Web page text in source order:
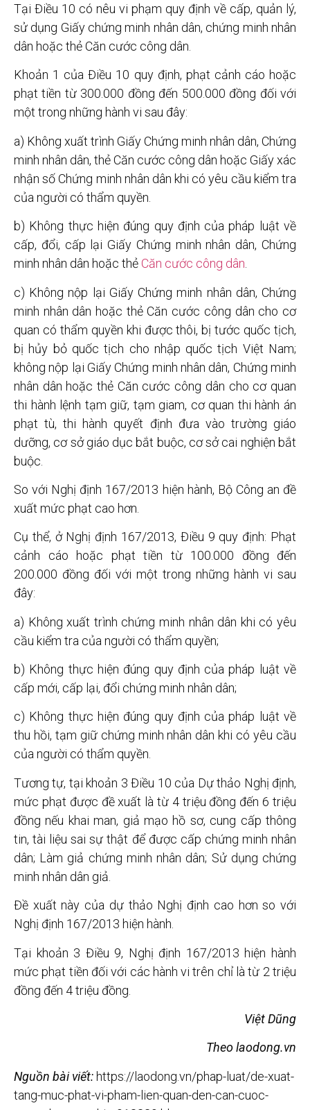
Tại Điều 10 có nêu vi phạm quy định về cấp, quản lý,
sử dụng Giấy chứng minh nhân dân, chứng minh nhân
dân hoặc thẻ Căn cước công dân.
Khoản 1 của Điều 10 quy định, phạt cảnh cáo hoặc
phạt tiền từ 300.000 đồng đến 500.000 đồng đối với
một trong những hành vi sau đây:
a) Không xuất trình Giấy Chứng minh nhân dân, Chứng
minh nhân dân, thẻ Căn cước công dân hoặc Giấy xác
nhận số Chứng minh nhân dân khi có yêu cầu kiểm tra
của người có thẩm quyền.
b) Không thực hiện đúng quy định của pháp luật về
cấp, đổi, cấp lại Giấy Chứng minh nhân dân, Chứng
minh nhân dân hoặc thẻ Căn cước công dân
c) Không nộp lại Giấy Chứng minh nhân dân, Chứng
minh nhân dân hoặc thẻ Căn cước công dân cho cơ
quan có thẩm quyền khi được thôi, bị tước quốc tịch,
bị hủy bỏ quốc tịch cho nhập quốc tịch Việt Nam;
không nộp lại Giấy Chứng minh nhân dân, Chứng minh
nhân dân hoặc thẻ Căn cước công dân cho cơ quan
thi hành lệnh tạm giữ, tạm giam, cơ quan thi hành án
phạt tù, thi hành quyết định đưa vào trường giáo
dưỡng, cơ sở giáo dục bắt buộc, cơ sở cai nghiện bắt
buộc.
So với Nghị định 167/2013 hiện hành, Bộ Công an đề
xuất mức phạt cao hơn.
Cụ thể, ở Nghị định 167/2013, Điều 9 quy định: Phạt
cảnh cáo hoặc phạt tiền từ 100.000 đồng đến
200.000 đồng đối với một trong những hành vi sau
đây:
a) Không xuất trình chứng minh nhân dân khi có yêu
cầu kiểm tra của người có thẩm quyền;
b) Không thực hiện đúng quy định của pháp luật về
cấp mới, cấp lại, đổi chứng minh nhân dân;
c) Không thực hiện đúng quy định của pháp luật về
thu hồi, tạm giữ chứng minh nhân dân khi có yêu cầu
của người có thẩm quyền.
Tương tự, tại khoản 3 Điều 10 của Dự thảo Nghị định,
mức phạt được đề xuất là từ 4 triệu đồng đến 6 triệu
đồng nếu khai man, giả mạo hồ sơ, cung cấp thông
tin, tài liệu sai sự thật để được cấp chứng minh nhân
dân; Làm giả chứng minh nhân dân; Sử dụng chứng
minh nhân dân giả.
Đề xuất này của dự thảo Nghị định cao hơn so với
Nghị định 167/2013 hiện hành.
Tại khoản 3 Điều 9, Nghị định 167/2013 hiện hành
mức phạt tiền đối với các hành vi trên chỉ là từ 2 triệu
đồng đến 4 triệu đồng.
Việt Dũng
Theo laodong.vn
Nguồn bài viết:https://laodong.vn/phap-luat/de-xuat-
tang-muc-phat-vi-pham-lien-quan-den-can-cuoc-